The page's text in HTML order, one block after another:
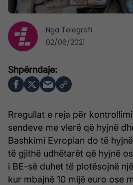
Rregullat e reja për
sendeve me vlerë që hyjnë
Bashkimi Evropian do të
të gjithë udhëtarët që hyjnë
i BE-së duhet të plotësojnë
kur mbajnë 10 mijë euro ose
Nga Telegrafi
02/06/2021